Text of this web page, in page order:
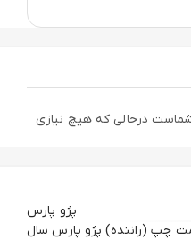
درحالی که هیچ نیازی
پژو پارس
چپ (راننده) پژو پارس سال